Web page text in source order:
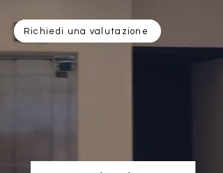
Richiedi una valutazione